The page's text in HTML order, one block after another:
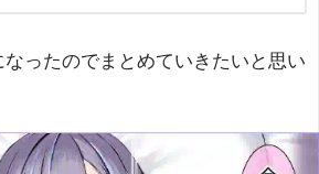
ったのでまとめていきたいと思い